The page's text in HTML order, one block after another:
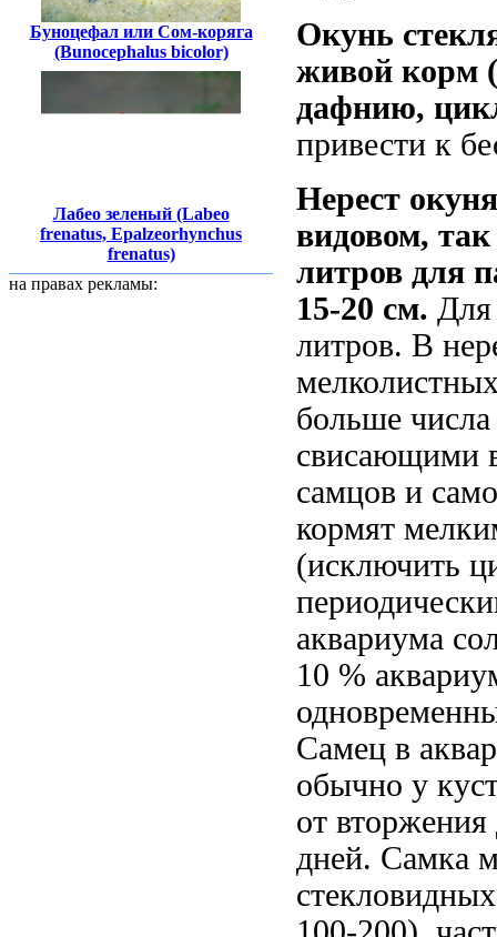
Буноцефал или Сом-коряга
(Bunocephalus bicolor)
Лабео зеленый (Labeo
frenatus, Epalzeorhynchus
frenatus)
на правах рекламы:
Окунь
живой корм
дафнию,
привести к
Нерест
видовом,
литров для
15-20 см. Для
литров. В
больше
свисающими
самцов и
кормят
(исключить
аквариума
10 %
Самец в
обычно у
от вторжения
дней. Самка